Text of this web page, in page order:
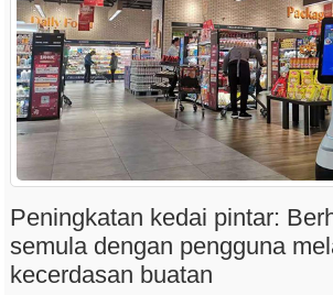
Peningkatan kedai pintar:
semula dengan pengguna
kecerdasan buatan